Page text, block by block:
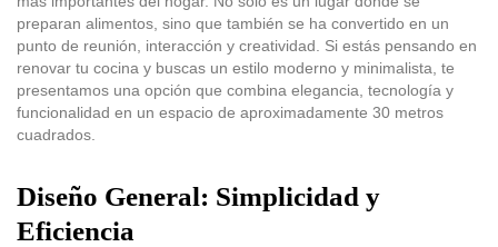
preparan alimentos, sino que también se ha convertido en un
punto de reunión, interacción y creatividad. Si estás pensando en
renovar tu cocina y buscas un estilo moderno y minimalista, te
presentamos una opción que combina elegancia, tecnología y
funcionalidad en un espacio de aproximadamente 30 metros
cuadrados.
Diseño General: Simplicidad y
Eficiencia